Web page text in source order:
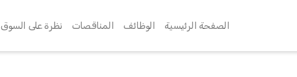
الصفحة الرئيسية الوظائف المناقصات نظرة على السوق